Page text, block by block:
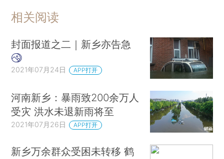
相关阅读
封面报道之二｜新乡亦告急
2021年07月24日 APP打开
河南新乡：暴雨致200余万人
受灾 洪水未退新雨将至
2021年07月26日 APP打开
新乡万余群众受困未转移 鹤